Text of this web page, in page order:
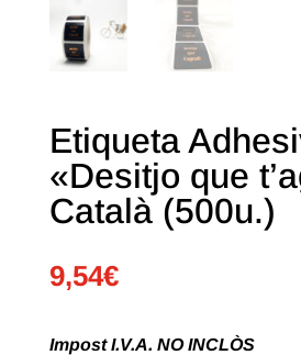
Etiqueta
«Desitjo que
Català (500u.)
9,54€
Impost I.V.A. NO INCLÒS